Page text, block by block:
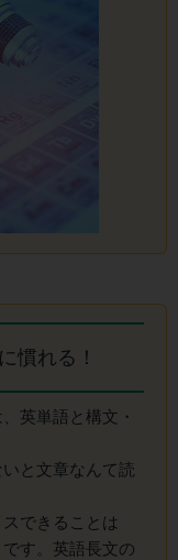
慣れる！
英単語と構文・
と文章なんて読
できることは
す。英語長文の